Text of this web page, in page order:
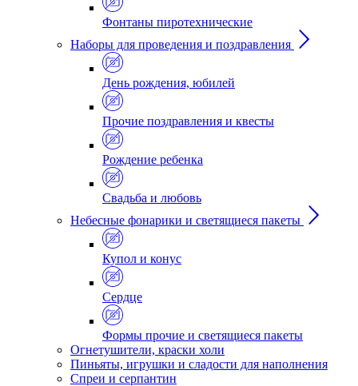
Фонтаны пиротехнические
Наборы для проведения и поздравления
День рождения, юбилей
Прочие поздравления и квесты
Рождение ребенка
Свадьба и любовь
Небесные фонарики и светящиеся пакеты
Купол и конус
Сердце
Формы прочие и светящиеся пакеты
Огнетушители, краски холи
Пиньяты, игрушки и сладости для наполнения
Спреи и серпантин